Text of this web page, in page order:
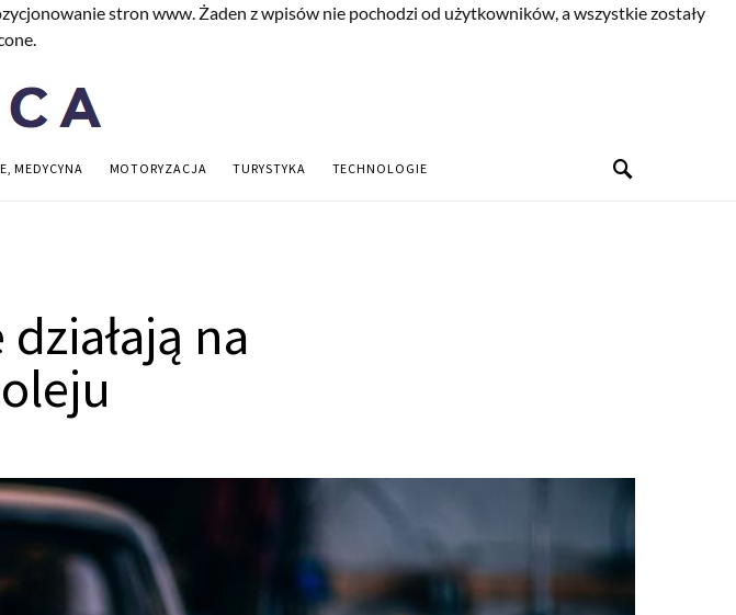
stron www. Żaden z wpisów nie pochodzi od użytkowników, a wszystkie zostały
MEDYCYNA MOTORYZACJA TURYSTYKA TECHNOLOGIE
na